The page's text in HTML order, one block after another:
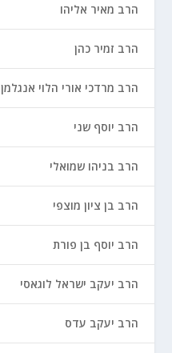
הרב מאיר אליהו
הרב זמיר כהן
הרב מרדכי אורי הלוי אנגלמן
הרב יוסף שני
הרב בניהו שמואלי
הרב בן ציון מוצפי
הרב יוסף בן פורת
הרב יעקב ישראל לוגאסי
הרב יעקב עדס